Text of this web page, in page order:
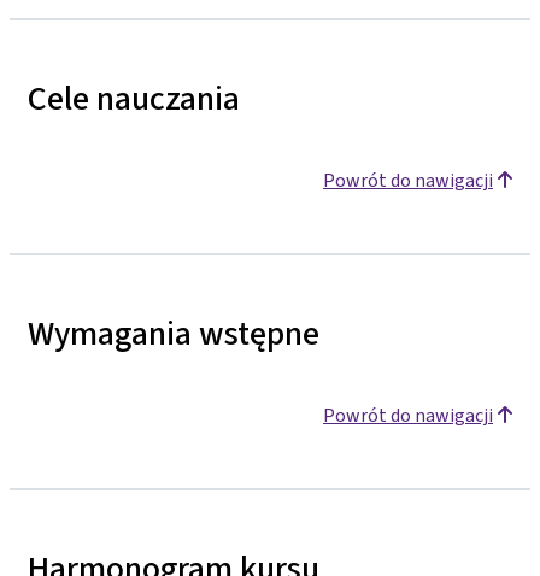
Cele nauczania
Powrót do nawigacji
Wymagania wstępne
Powrót do nawigacji